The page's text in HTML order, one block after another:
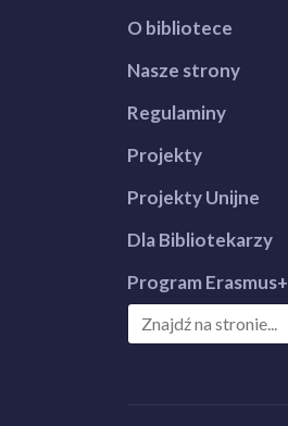
O bibliotece
Nasze strony
Regulaminy
Projekty
Projekty Unijne
Dla Bibliotekarzy
Program Erasmus+